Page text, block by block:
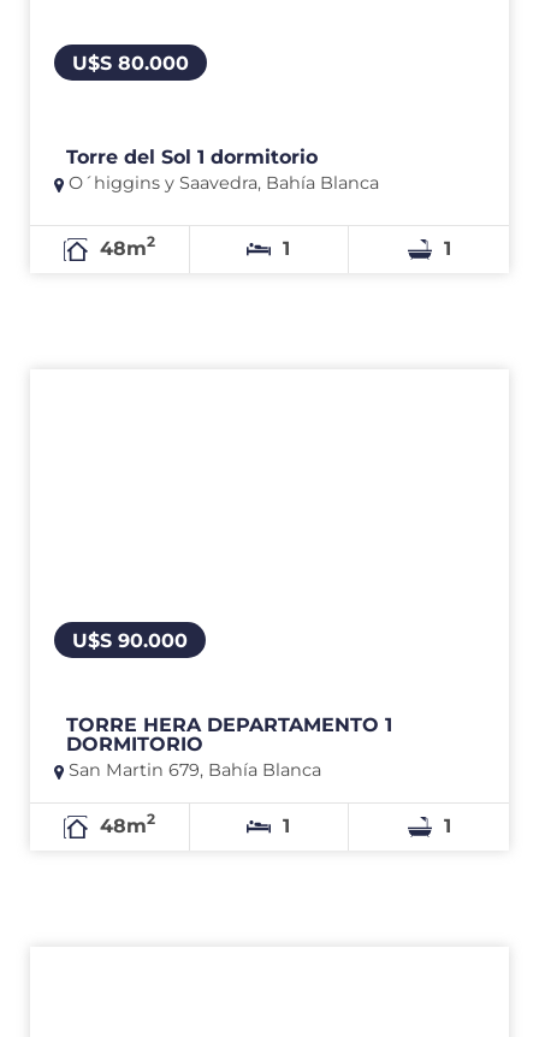
U$S 80.000
Torre del Sol 1 dormitorio
O´higgins y Saavedra, Bahía Blanca
48m2 1 1
U$S 90.000
TORRE HERA DEPARTAMENTO 1
DORMITORIO
San Martin 679, Bahía Blanca
48m2 1 1